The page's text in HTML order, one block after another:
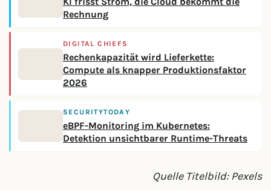
Rechnung
DIGITAL CHIEFS
Rechenkapazität wird Lieferkette:
Compute als knapper Produktionsfaktor
2026
SECURITYTODAY
eBPF-Monitoring im Kubernetes:
Detektion unsichtbarer Runtime-Threats
Quelle Titelbild: Pexels